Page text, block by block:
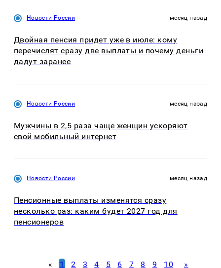
Новости России месяц назад
Двойная пенсия придет уже в июле: кому
перечислят сразу две выплаты и почему деньги
дадут заранее
Новости России месяц назад
Мужчины в 2,5 раза чаще женщин ускоряют
свой мобильный интернет
Новости России месяц назад
Пенсионные выплаты изменятся сразу
несколько раз: каким будет 2027 год для
пенсионеров
« 1 2 3 4 5 6 7 8 9 10 »